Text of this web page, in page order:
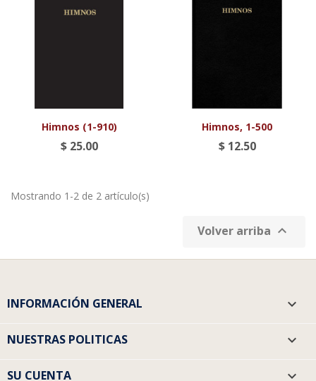
Himnos (1-910)
$ 25.00
Himnos, 1-500
$ 12.50
Mostrando 1-2 de 2 artículo(s)
Volver arriba 
INFORMACIÓN GENERAL 
NUESTRAS POLITICAS 
SU CUENTA 